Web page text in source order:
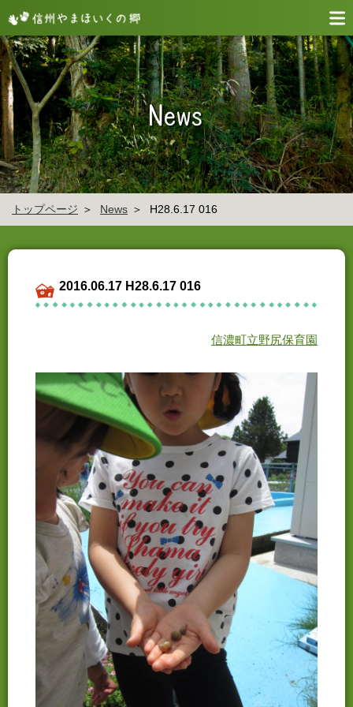
トップページ News H28.6.17 016
2016.06.17 H28.6.17 016
信濃町立野尻保育園